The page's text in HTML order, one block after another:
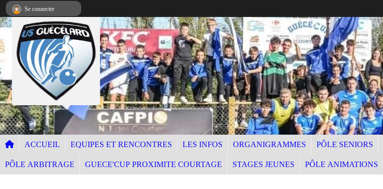
ACCUEIL EQUIPES ET RENCONTRES LES INFOS ORGANIGRAMMES PÔLE SENIORS
PÔLE ARBITRAGE GUECE'CUP PROXIMITE COURTAGE STAGES JEUNES PÔLE ANIMATIONS
Se connecter
Panneau de gestion des cookies